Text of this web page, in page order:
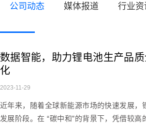
公司动态 媒体报道 行业资
数据智能，助力锂电池生产品
化
2023-11-29
近年来，随着全球新能源市场的快速发展，
发展阶段。在 “碳中和”的背景下，凭借较